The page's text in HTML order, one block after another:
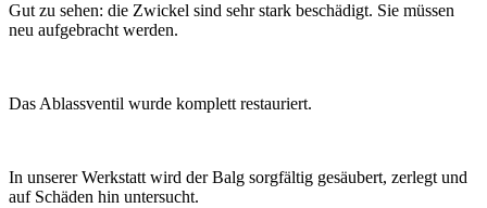
Gut zu sehen: die Zwickel sind sehr stark beschädigt. Sie müssen
neu aufgebracht werden.
Das Ablassventil wurde komplett restauriert.
In unserer Werkstatt wird der Balg sorgfältig gesäubert, zerlegt und
auf Schäden hin untersucht.